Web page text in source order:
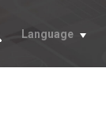
Szukaj
Language